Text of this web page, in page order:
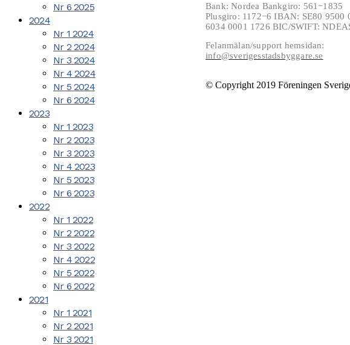
Nr 6 2025
2024
Nr 1 2024
Nr 2 2024
Nr 3 2024
Nr 4 2024
Nr 5 2024
Nr 6 2024
2023
Nr 1 2023
Nr 2 2023
Nr 3 2023
Nr 4 2023
Nr 5 2023
Nr 6 2023
2022
Nr 1 2022
Nr 2 2022
Nr 3 2022
Nr 4 2022
Nr 5 2022
Nr 6 2022
2021
Nr 1 2021
Nr 2 2021
Nr 3 2021
Bank: Nordea Bankgiro: 561−1835
Plusgiro: 1172−6 IBAN: SE80 9500
6034 0001 1726 BIC/SWIFT:
Felanmälan/support hemsidan:
info@sverigesstadsbyggare.se
© Copyright 2019 Föreningen